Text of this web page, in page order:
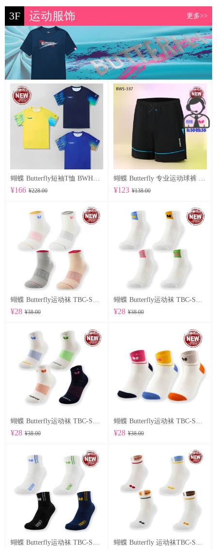
3F 运动服饰 更多>>
蝴蝶 Butterfly短袖T恤 BWH850
¥166 ¥228.00 ¥123 ¥138.00
¥28 ¥38.00 ¥28 ¥38.00
¥28 ¥38.00 ¥28 ¥38.00